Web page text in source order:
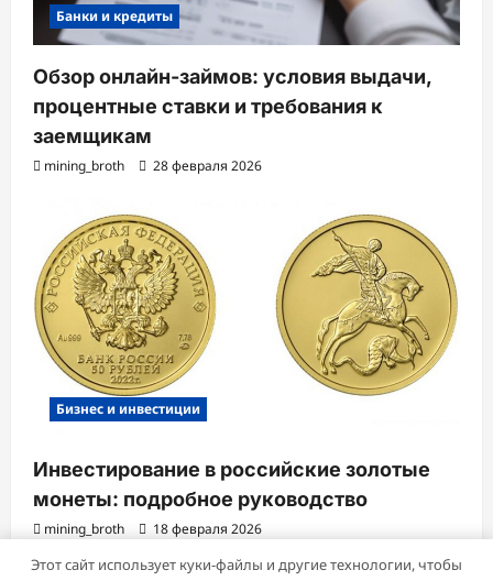
Банки и кредиты
Обзор онлайн-займов: условия выдачи,
процентные ставки и требования к
заемщикам
mining_broth 28 февраля 2026
Бизнес и инвестиции
Инвестирование в российские золотые
монеты: подробное руководство
mining_broth 18 февраля 2026
Этот сайт использует куки-файлы и другие технологии, чтобы